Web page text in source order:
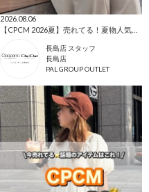
2026.08.06
【CPCM 2026夏】売れてる！夏物人気ランキングBEST10🌼
長島店 スタッフ
長島店
PAL GROUP OUTLET